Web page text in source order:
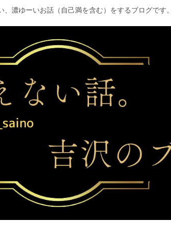
、濃ゆーいお話（自己満を含む）をするブログです